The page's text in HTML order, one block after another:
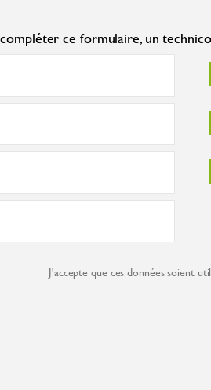
ce formulaire, un
J'accepte que ces données soient